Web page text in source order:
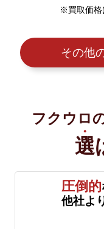
※買取価格
その他
フクウロ
選
圧倒的
他社よ